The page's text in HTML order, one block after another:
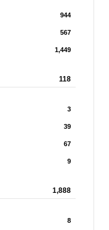
944
567
1,449
118
3
39
67
9
1,888
8